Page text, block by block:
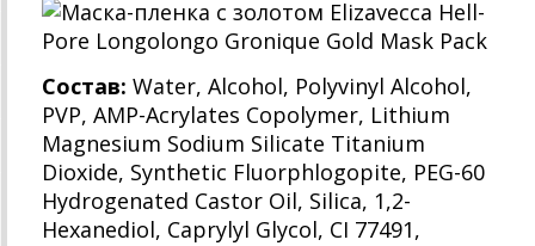
Состав: Water, Alcohol, Polyvinyl Alcohol,
PVP, AMP-Acrylates Copolymer, Lithium
Magnesium Sodium Silicate Titanium
Dioxide, Synthetic Fluorphlogopite, PEG-60
Hydrogenated Castor Oil, Silica, 1,2-
Hexanediol, Caprylyl Glycol, CI 77491,